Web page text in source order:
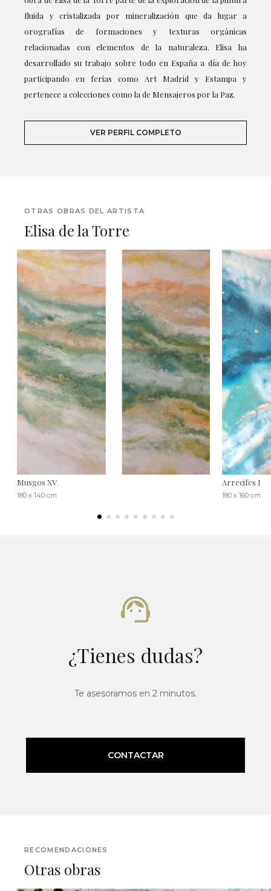
fluida y cristalizada por mineralización que da lugar a
orografías de formaciones y texturas orgánicas
relacionadas con elementos de la naturaleza. Elisa ha
desarrollado su trabajo sobre todo en España a día de hoy
participando en ferias como Art Madrid y Estampa y
pertenece a colecciones como la de Mensajeros por la Paz.
VER PERFIL COMPLETO
OTRAS OBRAS DEL ARTISTA
Elisa de la Torre
Musgos XV
180 x 140 cm
Arrecifes I
180 x 160 cm
¿Tienes dudas?
Te asesoramos en 2 minutos.
CONTACTAR
RECOMENDACIONES
Otras obras